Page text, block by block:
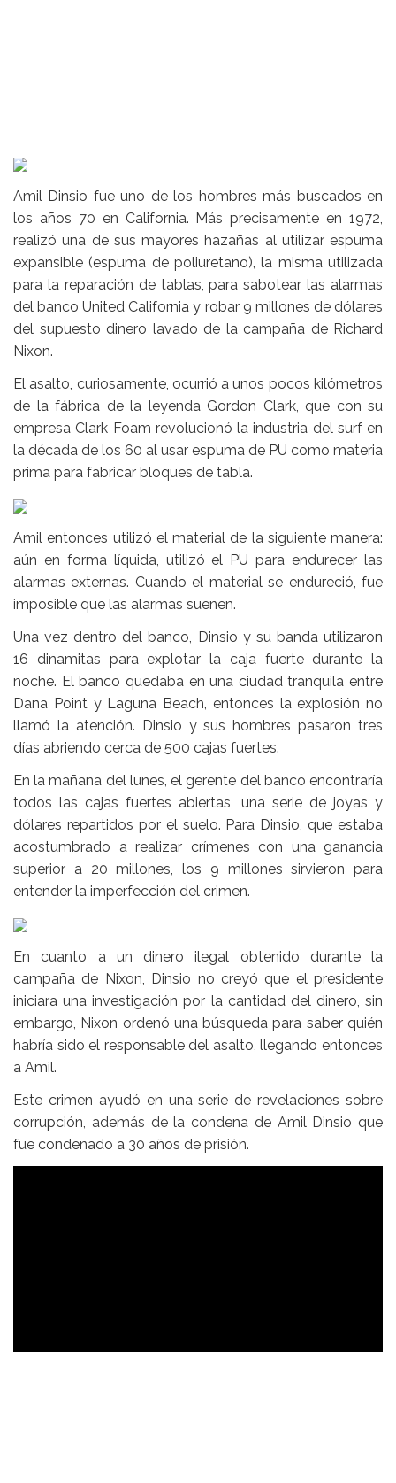
Amil Dinsio fue uno de los hombres más buscados en
los años 70 en California. Más precisamente en 1972,
realizó una de sus mayores hazañas al utilizar espuma
expansible (espuma de poliuretano), la misma utilizada
para la reparación de tablas, para sabotear las alarmas
del banco United California y robar 9 millones de dólares
del supuesto dinero lavado de la campaña de Richard
Nixon.
El asalto, curiosamente, ocurrió a unos pocos kilómetros
de la fábrica de la leyenda Gordon Clark, que con su
empresa Clark Foam revolucionó la industria del surf en
la década de los 60 al usar espuma de PU como materia
prima para fabricar bloques de tabla.
Amil entonces utilizó el material de la siguiente manera:
aún en forma líquida, utilizó el PU para endurecer las
alarmas externas. Cuando el material se endureció, fue
imposible que las alarmas suenen.
Una vez dentro del banco, Dinsio y su banda utilizaron
16 dinamitas para explotar la caja fuerte durante la
noche. El banco quedaba en una ciudad tranquila entre
Dana Point y Laguna Beach, entonces la explosión no
llamó la atención. Dinsio y sus hombres pasaron tres
días abriendo cerca de 500 cajas fuertes.
En la mañana del lunes, el gerente del banco encontraría
todos las cajas fuertes abiertas, una serie de joyas y
dólares repartidos por el suelo. Para Dinsio, que estaba
acostumbrado a realizar crímenes con una ganancia
superior a 20 millones, los 9 millones sirvieron para
entender la imperfección del crimen.
En cuanto a un dinero ilegal obtenido durante la
campaña de Nixon, Dinsio no creyó que el presidente
iniciara una investigación por la cantidad del dinero, sin
embargo, Nixon ordenó una búsqueda para saber quién
habría sido el responsable del asalto, llegando entonces
a Amil.
Este crimen ayudó en una serie de revelaciones sobre
corrupción, además de la condena de Amil Dinsio que
fue condenado a 30 años de prisión.